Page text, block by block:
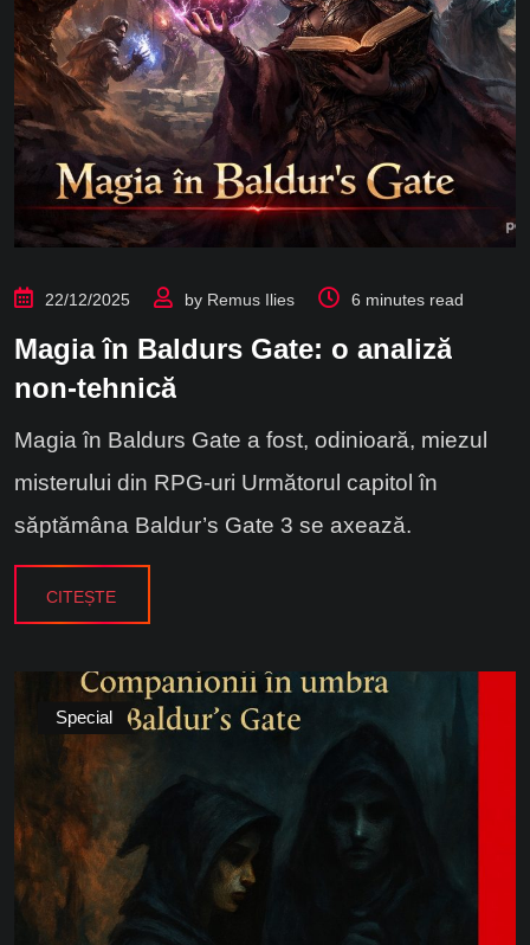
22/12/2025 by Remus Ilies 6 minutes read
Magia în Baldurs Gate: o analiză
non-tehnică
Magia în Baldurs Gate a fost, odinioară, miezul
misterului din RPG-uri Următorul capitol în
săptămâna Baldur’s Gate 3 se axează.
CITEȘTE
Special